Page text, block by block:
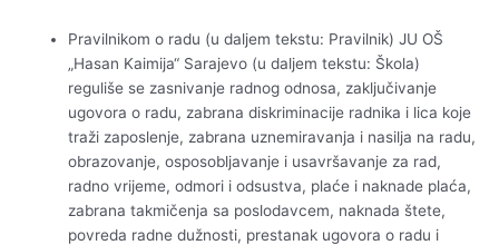
Pravilnikom o radu (u daljem tekstu: Pravilnik) JU OŠ
„Hasan Kaimija“ Sarajevo (u daljem tekstu: Škola)
reguliše se zasnivanje radnog odnosa, zaključivanje
ugovora o radu, zabrana diskriminacije radnika i lica koje
traži zaposlenje, zabrana uznemiravanja i nasilja na radu,
obrazovanje, osposobljavanje i usavršavanje za rad,
radno vrijeme, odmori i odsustva, plaće i naknade plaća,
zabrana takmičenja sa poslodavcem, naknada štete,
povreda radne dužnosti, prestanak ugovora o radu i